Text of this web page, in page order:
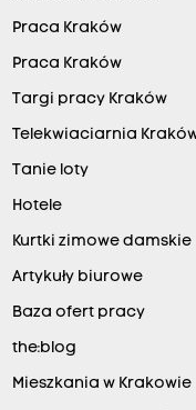
Praca Kraków
Praca Kraków
Targi pracy Kraków
Telekwiaciarnia
Tanie loty
Hotele
Kurtki zimowe damskie
Artykuły biurowe
Baza ofert pracy
the:blog
Mieszkania w Krakowie